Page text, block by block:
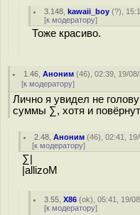
3.148 ,kawaii_boy (?),
[к модератору]
Тоже красиво.
1.46 ,Аноним (46), 02:39, 19/
[к модератору]
Лично я увидел не
суммы ∑, хотя и
2.48 ,Аноним (46), 02:41,
[к модератору]
∑|
|allizoM
3.55 ,X86 (ok), 05:41, 19/
[к модератору]